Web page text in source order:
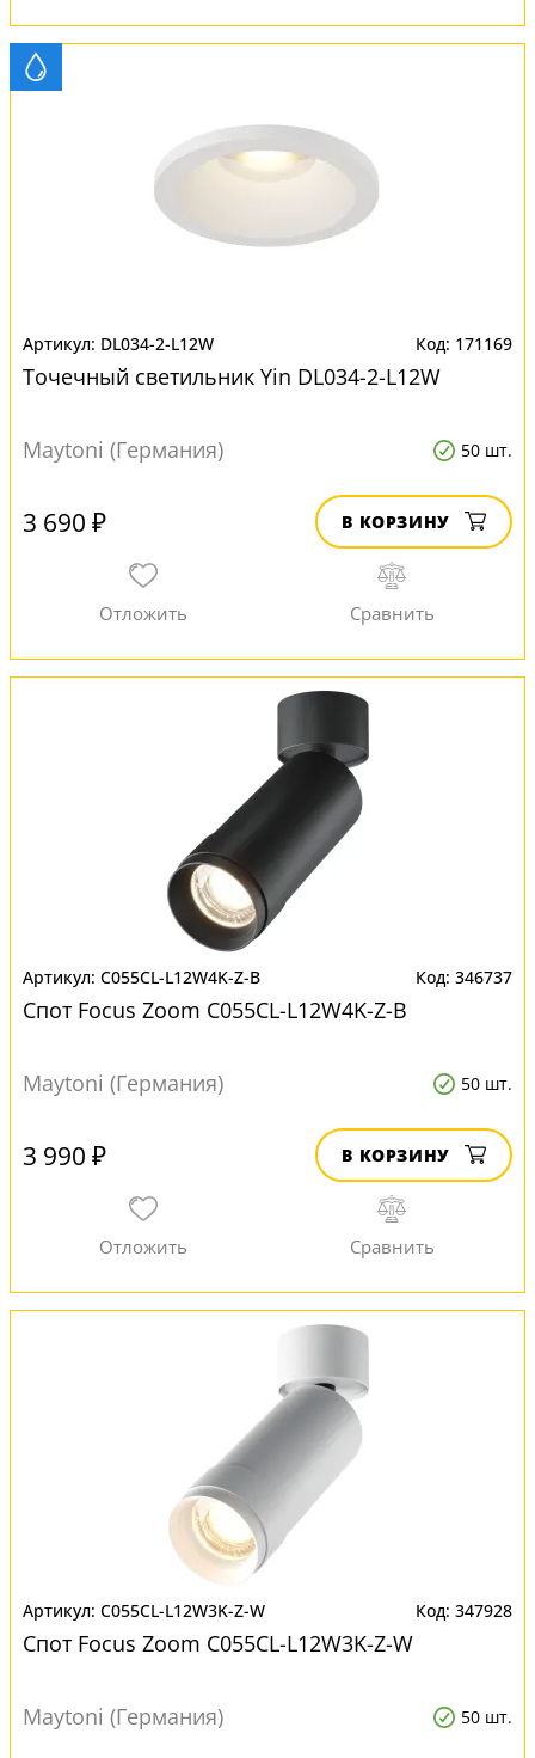
DL034-2-L12W 171169
Точечный светильник Yin DL034-2-L12W
Maytoni (Германия) 50 шт.
3 690 ₽ В КОРЗИНУ
C055CL-L12W4K-Z-B 346737
Спот Focus Zoom C055CL-L12W4K-Z-B
Maytoni (Германия) 50 шт.
3 990 ₽ В КОРЗИНУ
C055CL-L12W3K-Z-W 347928
Спот Focus Zoom C055CL-L12W3K-Z-W
Maytoni (Германия) 50 шт.